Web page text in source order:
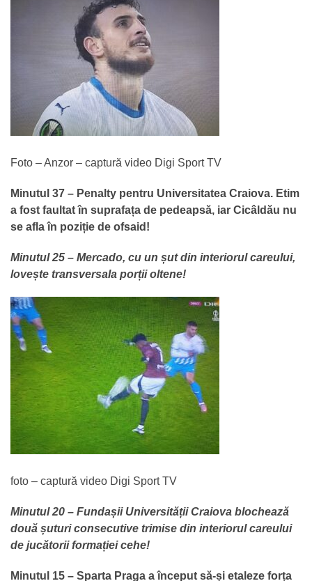
Foto – Anzor – captură video Digi Sport TV
Minutul 37 – Penalty pentru Universitatea Craiova. Etim
a fost faultat în suprafața de pedeapsă, iar Cicâldău nu
se afla în poziție de ofsaid!
Minutul 25 – Mercado, cu un șut din interiorul careului,
lovește transversala porții oltene!
foto – captură video Digi Sport TV
Minutul 20 – Fundașii Universității Craiova blochează
două șuturi consecutive trimise din interiorul careului
de jucătorii formației cehe!
Minutul 15 – Sparta Praga a început să-și etaleze forța